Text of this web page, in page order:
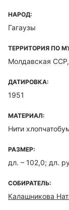
НАРОД:
Гагаузы
ТЕРРИТОРИЯ ПО
Молдавская
ДАТИРОВКА:
1951
МАТЕРИАЛ:
Нити
РАЗМЕР:
дл. – 102,0; дл.
СОБИРАТЕЛЬ:
Калашникова